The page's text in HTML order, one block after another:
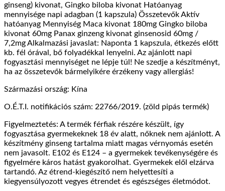
ginseng) kivonat, Gingko biloba kivonat Hatóanyag
mennyisége napi adagban (1 kapszula) Összetevők Aktív
hatóanyag Mennyiség Maca kivonat 180mg Gingko biloba
kivonat 60mg Panax ginzeng kivonat ginsenosid 60mg /
7,2mg Alkalmazási javaslat: Naponta 1 kapszula, étkezés előtt
kb. fél órával, bő folyadékkal lenyelni. Az ajánlott napi
fogyasztási mennyiséget ne lépje túl! Ne szedje a készítményt,
ha az összetevők bármelyikére érzékeny vagy allergiás!
Származási ország: Kína
O.É.T.I. notifikációs szám: 22766/2019. (zöld pipás termék)
Figyelmeztetés: A termék férfiak részére készült, így
fogyasztása gyermekeknek 18 év alatt, nőknek nem ajánlott. A
készítmény ginseng tartalma miatt magas vérnyomás esetén
nem javasolt. E102 és E124 – a gyermekek tevékenységére és
figyelmére káros hatást gyakorolhat. Gyermekek elől elzárva
tartandó. Az étrend-kiegészítő nem helyettesíti a
kiegyensúlyozott vegyes étrendet és egészséges életmódot.